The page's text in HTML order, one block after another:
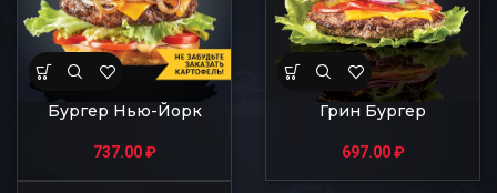
Бургер Нью-Йорк
737.00₽
Грин Бургер
697.00₽